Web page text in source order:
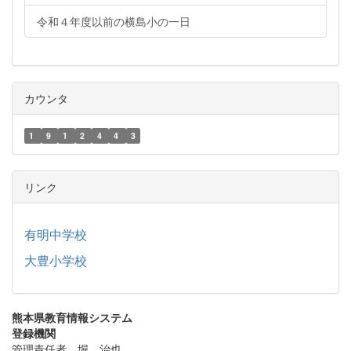
令和４年度以前の横島小の一日
カウンタ
1 9 1 2 4 4 3
リンク
有明中学校
大豊小学校
熊本県教育情報システム
登録機関